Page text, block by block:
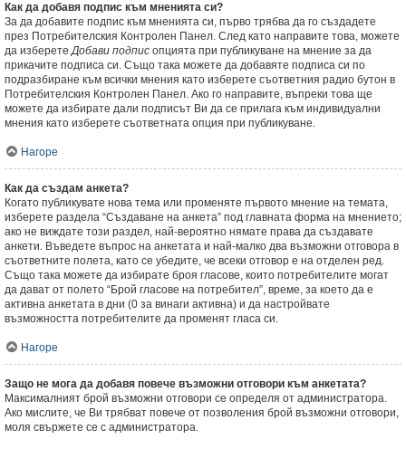
Как да добавя подпис към мненията си?
За да добавите подпис към мненията си, първо трябва да го създадете
през Потребителския Контролен Панел. След като направите това, можете
да изберетеДобави подпис опцията при публикуване на мнение за да
прикачите подписа си. Също така можете да добавяте подписа си по
подразбиране към всички мнения като изберете съответния радио бутон в
Потребителския Контролен Панел. Ако го направите, въпреки това ще
можете да избирате дали подписът Ви да се прилага към индивидуални
мнения като изберете съответната опция при публикуване.
Нагоре
Как да създам анкета?
Когато публикувате нова тема или променяте първото мнение на темата,
изберете раздела “Създаване на анкета” под главната форма на мнението;
ако не виждате този раздел, най-вероятно нямате права да създавате
анкети. Въведете въпрос на анкетата и най-малко два възможни отговора в
съответните полета, като се убедите, че всеки отговор е на отделен ред.
Също така можете да избирате броя гласове, които потребителите могат
да дават от полето “Брой гласове на потребител”, време, за което да е
активна анкетата в дни (0 за винаги активна) и да настройвате
възможността потребителите да променят гласа си.
Нагоре
Защо не мога да добавя повече възможни отговори към анкетата?
Максималният брой възможни отговори се определя от администратора.
Ако мислите, че Ви трябват повече от позволения брой възможни отговори,
моля свържете се с администратора.